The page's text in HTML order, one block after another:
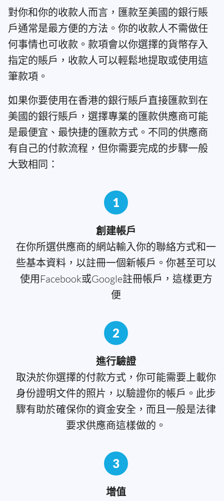
對你和你的收款人而言，匯款至美國的銀行賬
戶通常是最方便的方法。你的收款人不需做任
何事情也可收款。款項會以你選擇的貨幣存入
指定的賬戶，收款人可以輕鬆地提取或使用這
筆款項。
如果你要使用在香港的銀行賬戶直接匯款到在
美國的銀行賬戶，選擇專業的匯款供應商可能
是最便宜、最快捷的匯款方式。不同的供應商
有自己的付款流程，但你需要完成的步驟一般
大致相同：
1
創建帳戶
在你所選供應商的網站輸入你的聯絡方式和一
些基本資料，以註冊一個新帳戶。你甚至可以
使用Facebook或Google註冊帳戶，這樣更方
便
2
進行驗證
取決於你選擇的付款方式，你可能需要上載你
身份證明文件的照片，以驗證你的帳戶。此步
驟有助於確保你的資金安全，而且一般是法律
要求供應商這樣做的。
3
增值